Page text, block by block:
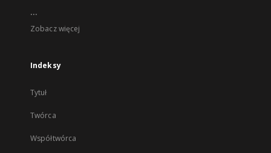
...
Zobacz więcej
Indeksy
Tytuł
Twórca
Współtwórca